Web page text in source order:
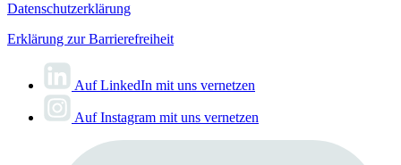
Datenschutzerklärung
Erklärung zur Barrierefreiheit
Auf LinkedIn mit uns vernetzen
Auf Instagram mit uns vernetzen